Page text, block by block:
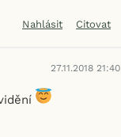
Nahlásit Citovat
27.11.2018 21:40